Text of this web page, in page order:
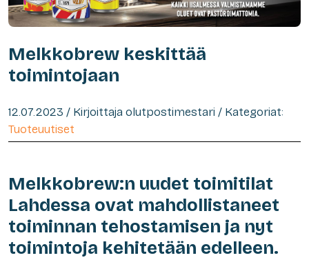
Melkkobrew keskittää
toimintojaan
12.07.2023 / Kirjoittaja olutpostimestari / Kategoriat:
Tuoteuutiset
Melkkobrew:n uudet toimitilat
Lahdessa ovat mahdollistaneet
toiminnan tehostamisen ja nyt
toimintoja kehitetään edelleen.